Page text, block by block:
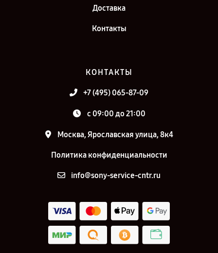
Доставка
Контакты
КОНТАКТЫ
+7 (495) 065-87-09
c 09:00 до 21:00
Москва, Ярославская улица, 8к4
Политика конфиденциальности
info@sony-service-cntr.ru